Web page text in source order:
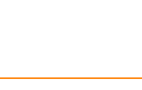
eksik bilgiler bulunuyor.